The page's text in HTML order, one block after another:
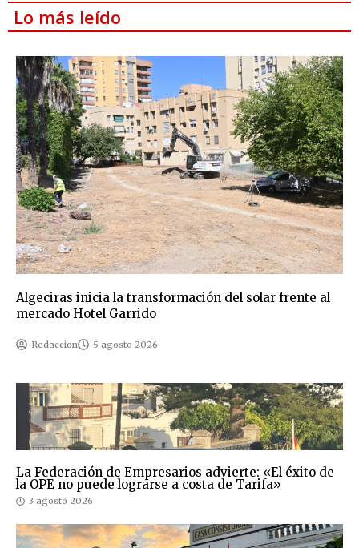
Lo más leído
Algeciras inicia la transformación del solar frente al
mercado Hotel Garrido
Redaccion 5 agosto 2026
La Federación de Empresarios advierte: «El éxito de
la OPE no puede lograrse a costa de Tarifa»
3 agosto 2026